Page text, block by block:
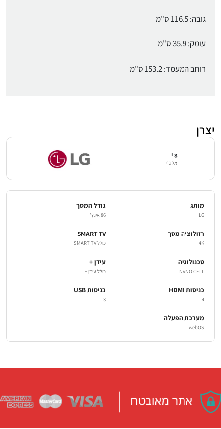
גובה: 116.5 ס"מ
עומק: 35.9 ס"מ
רוחב המעמד: 153.2 ס"מ
יצרן
Lg
אל ג'י
מותג
LG
גודל המסך
86 אינץ'
רזולוציה מסך
4K
SMART TV
כולל SMART TV
טכנולוגיה
NANO CELL
עידן +
כולל עידן +
כניסות HDMI
4
כניסות USB
3
מערכת הפעלה
webOS